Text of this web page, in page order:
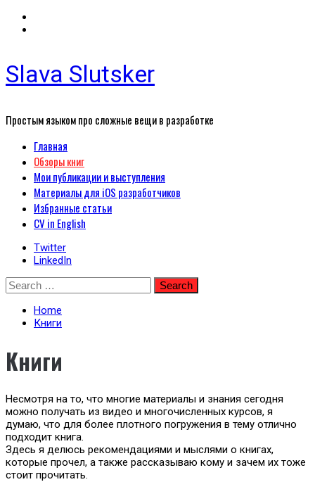
Slava Slutsker
Простым языком про сложные вещи в разработке
PrimaryГлавная
Обзоры книг
Мои публикации и выступления
Материалы для iOS разработчиков
Избранные статьи
CV in English
Twitter
LinkedIn
Skip
to
content
Search
for:
Home
Книги
Книги
Несмотря на то, что многие материалы и знания сегодня
можно получать из видео и многочисленных курсов, я
думаю, что для более плотного погружения в тему отлично
подходит книга.
Здесь я делюсь рекомендациями и мыслями о книгах,
которые прочел, а также рассказываю кому и зачем их тоже
стоит прочитать.